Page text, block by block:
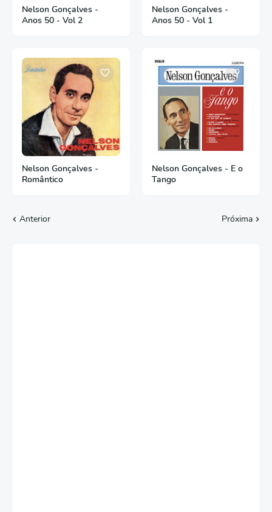
Nelson Gonçalves -
Anos 50 - Vol 2
Nelson Gonçalves -
Anos 50 - Vol 1
Nelson Gonçalves -
Romântico
Nelson Gonçalves - E o
Tango
Anterior Próxima